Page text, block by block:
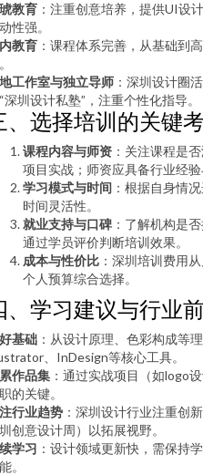
教育 ：注重创意培养，提供UI设
性强。
教育 ：课程体系完善，从基础到
工作室与独立导师 ：深圳设计圈
深圳设计私塾”，注重个性化指导。
、选择培训的关键
课程内容与师资 ：关注课程是
项目实战；师资应具备行业经验
学习模式与时间 ：根据自身情
时间灵活性。
就业支持与口碑 ：了解机构是
通过学员评价判断培训效果。
成本与性价比 ：深圳培训费用
个人预算综合选择。
、学习建议与行业
基础 ：从设计原理、色彩构成等
、InDesign等核心工具。
作品集 ：通过实战项目（如logo
的关键。
行业趋势 ：深圳设计行业注重创
创意设计周）以拓展视野。
学习 ：设计领域更新快，需保持
。